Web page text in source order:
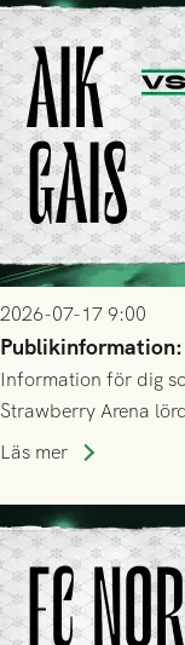
2026-07-17 9:00
Information för dig
Strawberry Arena
Läs mer